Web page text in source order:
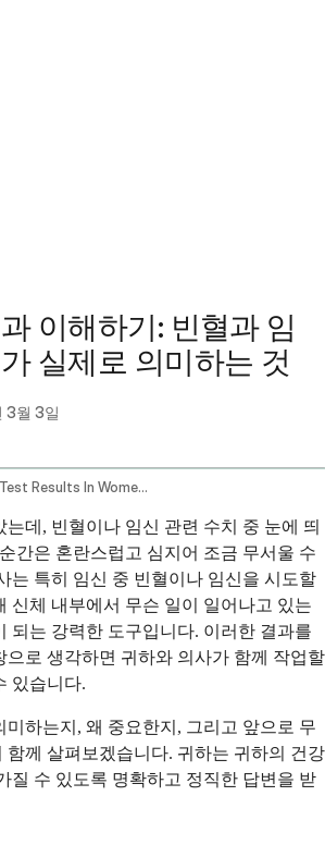
이해하기: 빈혈과 임
실제로 의미하는 것
3월 3일
Blood Test Results In Women Anemia And Pregnancy Concerns
데, 빈혈이나 임신 관련 수치 중 눈에 띄
간은 혼란스럽고 심지어 조금 무서울 수
는 특히 임신 중 빈혈이나 임신을 시도할
신체 내부에서 무슨 일이 일어나고 있는
되는 강력한 도구입니다. 이러한 결과를
으로 생각하면 귀하와 의사가 함께 작업할
있습니다.
미하는지, 왜 중요한지, 그리고 앞으로 무
함께 살펴보겠습니다. 귀하는 귀하의 건강
질 수 있도록 명확하고 정직한 답변을 받